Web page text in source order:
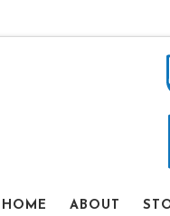
HOME ABOUT